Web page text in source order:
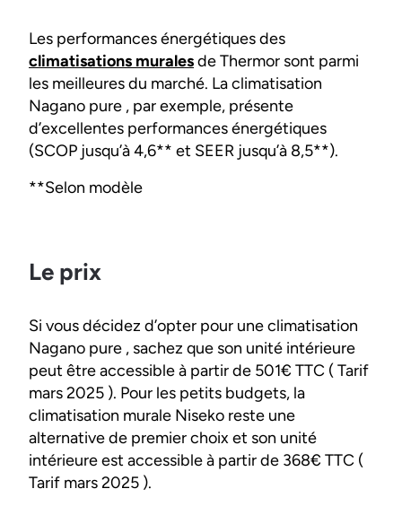
Les performances énergétiques des
climatisations muralesde Thermor sont parmi
les meilleures du marché. La climatisation
Nagano pure , par exemple, présente
d’excellentes performances énergétiques
(SCOP jusqu’à 4,6** et SEER jusqu’à 8,5**).
**Selon modèle
Le prix
Si vous décidez d’opter pour une climatisation
Nagano pure , sachez que son unité intérieure
peut être accessible à partir de 501€ TTC ( Tarif
mars 2025 ). Pour les petits budgets, la
climatisation murale Niseko reste une
alternative de premier choix et son unité
intérieure est accessible à partir de 368€ TTC (
Tarif mars 2025 ).